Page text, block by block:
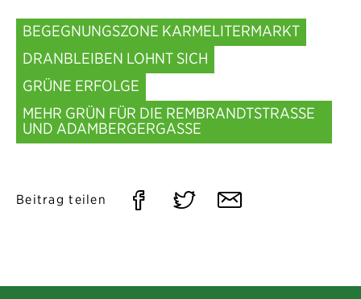
BEGEGNUNGSZONE KARMELITERMARKT
DRANBLEIBEN LOHNT SICH
GRÜNE ERFOLGE
MEHR GRÜN FÜR DIE REMBRANDTSTRASSE U
ND ADAMBERGERGASSE
Beitrag teilen
Auf Auf Per